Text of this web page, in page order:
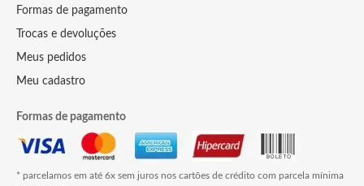
Formas de pagamento
Trocas e devoluções
Meus pedidos
Meu cadastro
Formas de pagamento
* parcelamos em até 6x sem juros nos cartões de crédito com parcela mínima